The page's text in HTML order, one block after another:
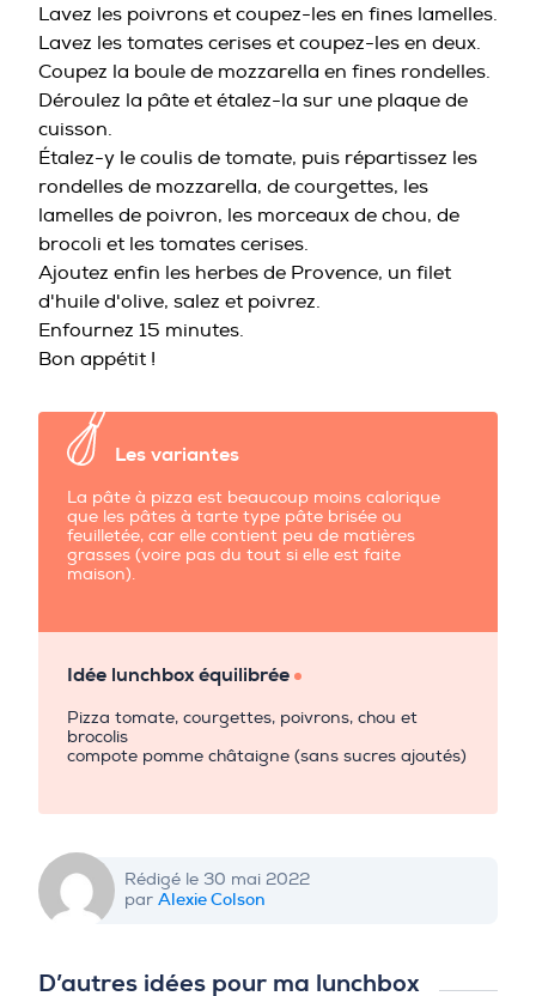
Lavez les poivrons et coupez-les en fines lamelles.
Lavez les tomates cerises et coupez-les en deux.
Coupez la boule de mozzarella en fines rondelles.
Déroulez la pâte et étalez-la sur une plaque de
cuisson.
Étalez-y le coulis de tomate, puis répartissez les
rondelles de mozzarella, de courgettes, les
lamelles de poivron, les morceaux de chou, de
brocoli et les tomates cerises.
Ajoutez enfin les herbes de Provence, un filet
d'huile d'olive, salez et poivrez.
Enfournez 15 minutes.
Bon appétit !
Les variantes
La pâte à pizza est beaucoup moins calorique
que les pâtes à tarte type pâte brisée ou
feuilletée, car elle contient peu de matières
grasses (voire pas du tout si elle est faite
maison).
Idée lunchbox équilibrée
Pizza tomate, courgettes, poivrons, chou et
brocolis
compote pomme châtaigne (sans sucres ajoutés)
Rédigé le 30 mai 2022
par Alexie Colson
D’autres idées pour ma lunchbox